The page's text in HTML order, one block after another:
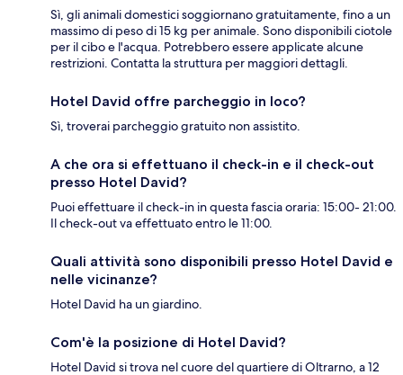
Sì, gli animali domestici soggiornano gratuitamente, fino a un
massimo di peso di 15 kg per animale. Sono disponibili ciotole
per il cibo e l'acqua. Potrebbero essere applicate alcune
restrizioni. Contatta la struttura per maggiori dettagli.
Hotel David offre parcheggio in loco?
Sì, troverai parcheggio gratuito non assistito.
A che ora si effettuano il check-in e il check-out
presso Hotel David?
Puoi effettuare il check-in in questa fascia oraria: 15:00- 21:00.
Il check-out va effettuato entro le 11:00.
Quali attività sono disponibili presso Hotel David e
nelle vicinanze?
Hotel David ha un giardino.
Com'è la posizione di Hotel David?
Hotel David si trova nel cuore del quartiere di Oltrarno, a 12